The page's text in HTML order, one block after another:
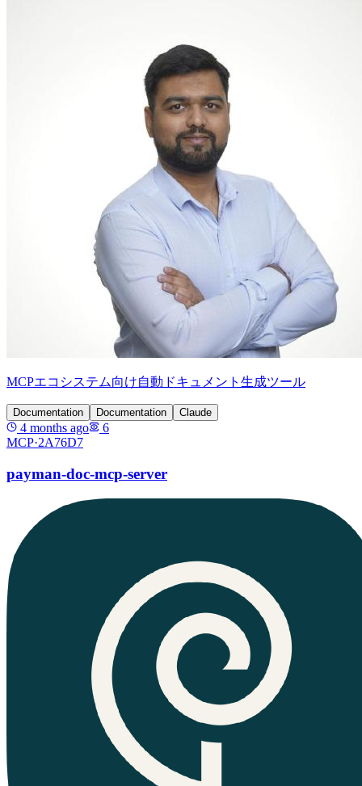
MCPエコシステム向け自動ドキュメント生成ツール
Documentation Documentation Claude
4 months ago
6
MCP·2A76D7
payman-doc-mcp-server